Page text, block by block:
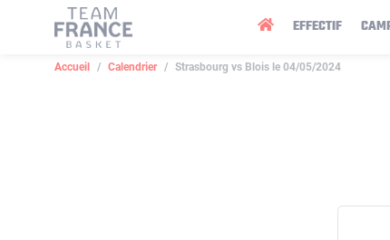
EFFECTIF
Accueil Calendrier Strasbourg vs Blois le 04/05/2024
Panneau de gestion des cookies